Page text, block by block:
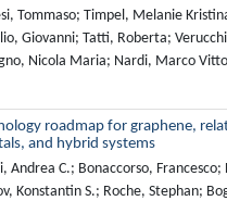
Tommaso; Timpel, Melanie
Giovanni; Tatti, Roberta;
Nicola Maria; Nardi, Marco
roadmap for graphene,
and hybrid systems
Andrea C.; Bonaccorso, Francesco;
Konstantin S.; Roche, Stephan;